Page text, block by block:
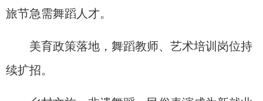
旅节急需舞蹈人才。
美育政策落地，舞蹈教师、艺术培训岗位持
续扩招。